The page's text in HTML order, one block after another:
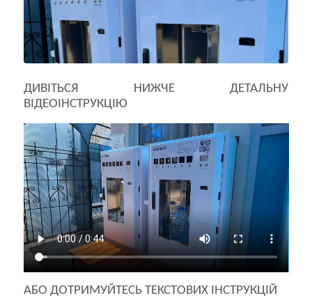
ДИВІТЬСЯ НИЖЧЕ ДЕТАЛЬНУ
ВІДЕОІНСТРУКЦІЮ
АБО ДОТРИМУЙТЕСЬ ТЕКСТОВИХ ІНСТРУКЦІЙ